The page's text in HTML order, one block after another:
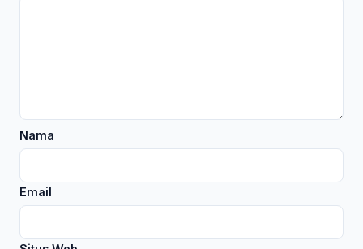
Nama
Email